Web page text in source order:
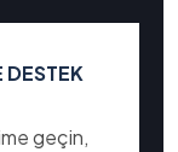
DESTEK
geçin,